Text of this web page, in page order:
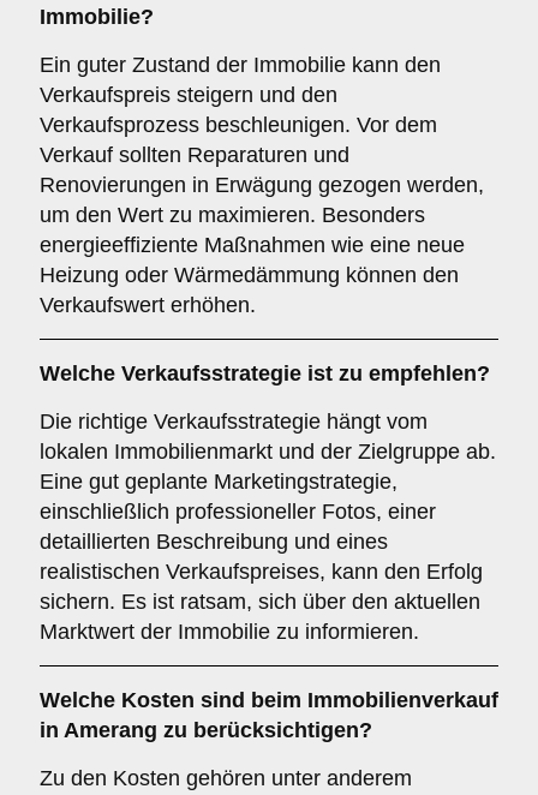
Immobilie?
Ein guter Zustand der Immobilie kann den
Verkaufspreis steigern und den
Verkaufsprozess beschleunigen. Vor dem
Verkauf sollten Reparaturen und
Renovierungen in Erwägung gezogen werden,
um den Wert zu maximieren. Besonders
energieeffiziente Maßnahmen wie eine neue
Heizung oder Wärmedämmung können den
Verkaufswert erhöhen.
Welche Verkaufsstrategie ist zu empfehlen?
Die richtige Verkaufsstrategie hängt vom
lokalen Immobilienmarkt und der Zielgruppe ab.
Eine gut geplante Marketingstrategie,
einschließlich professioneller Fotos, einer
detaillierten Beschreibung und eines
realistischen Verkaufspreises, kann den Erfolg
sichern. Es ist ratsam, sich über den aktuellen
Marktwert der Immobilie zu informieren.
Welche Kosten sind beim Immobilienverkauf
in Amerang zu berücksichtigen?
Zu den Kosten gehören unter anderem